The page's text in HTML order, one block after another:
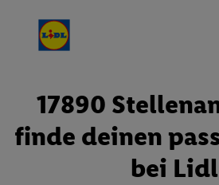
17890
finde deinen
bei